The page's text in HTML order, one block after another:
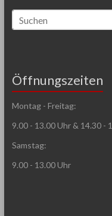
Öffnungszeiten
Montag - Freitag:
9.00 - 13.00 Uhr & 14.30 -
Samstag:
9.00 - 13.00 Uhr